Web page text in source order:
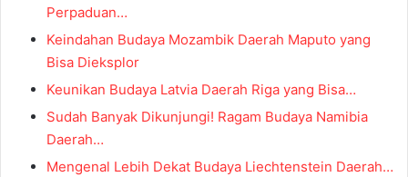
Perpaduan…
Keindahan Budaya Mozambik Daerah Maputo yang
Bisa Dieksplor
Keunikan Budaya Latvia Daerah Riga yang Bisa…
Sudah Banyak Dikunjungi! Ragam Budaya Namibia
Daerah…
Mengenal Lebih Dekat Budaya Liechtenstein Daerah…